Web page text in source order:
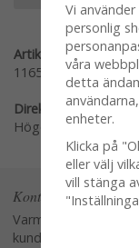
Artikelnummer:
1165-20
Direktlänk:
Högerklicka och
Kontakta oss
Varmt välkommen
kundtjänst.
Vi
personlig
våra
detta
enheter.
Klicka på
eller välj
vill stänga